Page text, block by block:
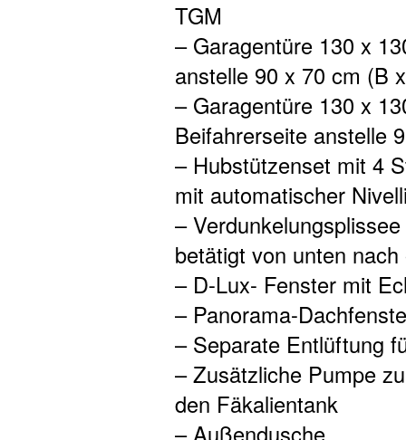
TGM
– Garagentüre 130 x
anstelle 90 x 70 cm (B
– Garagentüre 130 x
Beifahrerseite anstelle
– Hubstützenset mit 4
mit automatischer
–
betätigt von unten
– D-Lux- Fenster mit
– Panorama-
– Separate Entlüftung
– Zusätzliche Pumpe
den Fäkalientank
– Außendusche